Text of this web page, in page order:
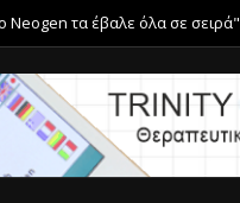
Neogen τα έβαλε όλα σε σειρά"